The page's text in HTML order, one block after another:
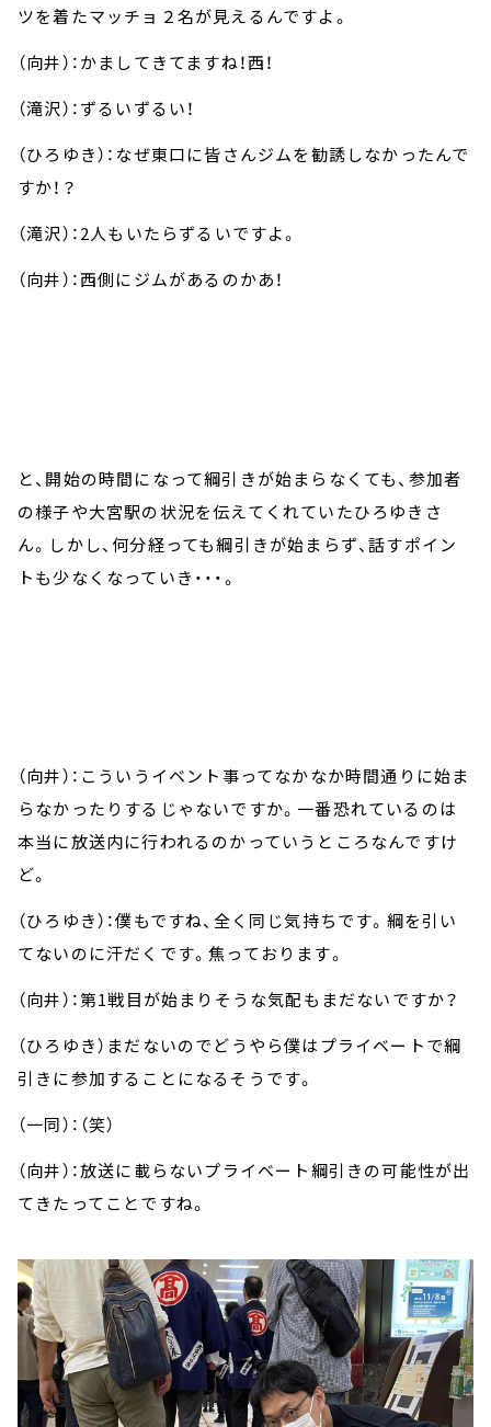
ツを着たマッチョ２名が見えるんですよ。
（向井）：かましてきてますね！西！
（滝沢）：ずるいずるい！
（ひろゆき）：なぜ東口に皆さんジムを勧誘しなかったんで
すか！？
（滝沢）：2人もいたらずるいですよ。
（向井）：西側にジムがあるのかあ！
と、開始の時間になって綱引きが始まらなくても、参加者
の様子や大宮駅の状況を伝えてくれていたひろゆきさ
ん。しかし、何分経っても綱引きが始まらず、話すポイン
トも少なくなっていき・・・。
（向井）：こういうイベント事ってなかなか時間通りに始ま
らなかったりするじゃないですか。一番恐れているのは
本当に放送内に行われるのかっていうところなんですけ
ど。
（ひろゆき）：僕もですね、全く同じ気持ちです。綱を引い
てないのに汗だくです。焦っております。
（向井）：第1戦目が始まりそうな気配もまだないですか？
（ひろゆき）まだないのでどうやら僕はプライベートで綱
引きに参加することになるそうです。
（一同）：（笑）
（向井）：放送に載らないプライベート綱引きの可能性が出
てきたってことですね。